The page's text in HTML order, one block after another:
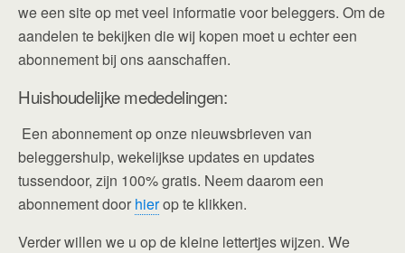
we een site op met veel informatie voor beleggers. Om de
aandelen te bekijken die wij kopen moet u echter een
abonnement bij ons aanschaffen.
Huishoudelijke mededelingen:
Een abonnement op onze nieuwsbrieven van
beleggershulp, wekelijkse updates en updates
tussendoor, zijn 100% gratis. Neem daarom een
abonnement door hierop te klikken.
Verder willen we u op de kleine lettertjes wijzen. We